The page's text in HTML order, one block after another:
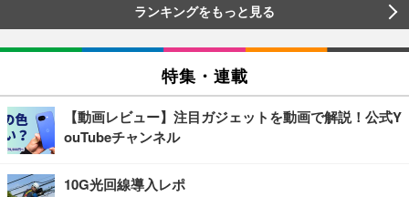
ランキングをもっと見る
特集・連載
【動画レビュー】注目ガジェットを動画で解説！公式Y
ouTubeチャンネル
10G光回線導入レポ